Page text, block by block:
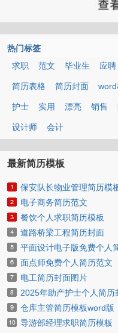
热门标签
求职
范文 毕业生 应聘
简历表格 简历封面
护士 实用 漂亮 销售
设计师 会计
最新简历模板
保安队长物业管理简历模
电子商务简历范文
餐饮个人求职简历模板
道路桥梁工程简历封面
平面设计电子版免费个人
面点师免费个人简历范文
电工简历封面图片
2025年助产护士个人简历
仓库主管简历模板word版
导游部经理求职简历模板